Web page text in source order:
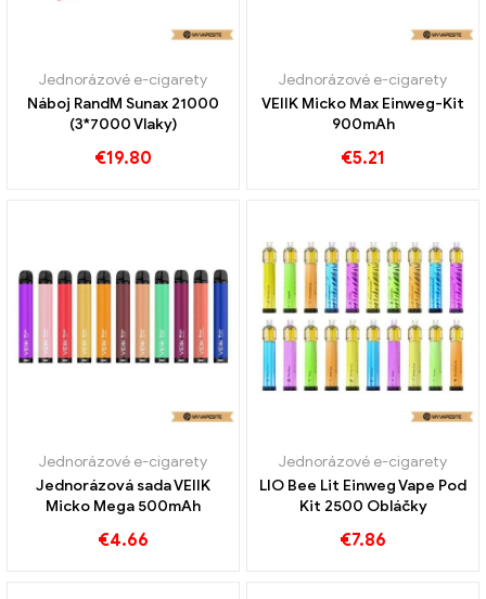
Jednorázové e-cigarety
Náboj RandM Sunax 21000
(3*7000 Vlaky)
€19.80
Jednorázové e-cigarety
VEIIK Micko Max Einweg-Kit
900mAh
€5.21
Jednorázové e-cigarety
Jednorázová sada VEIIK
Micko Mega 500mAh
€4.66
Jednorázové e-cigarety
LIO Bee Lit Einweg Vape Pod
Kit 2500 Obláčky
€7.86